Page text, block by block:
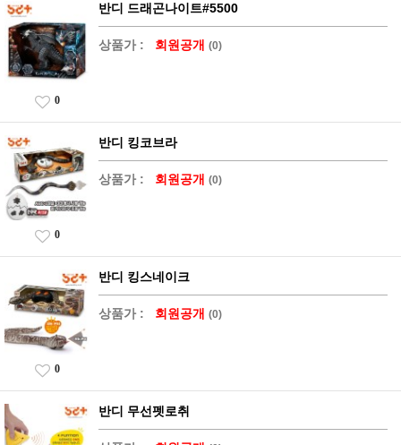
반디 드래곤나이트#5500
상품가 : 회원공개 (0)
0
반디 킹코브라
상품가 : 회원공개 (0)
0
반디 킹스네이크
상품가 : 회원공개 (0)
0
반디 무선펫로취